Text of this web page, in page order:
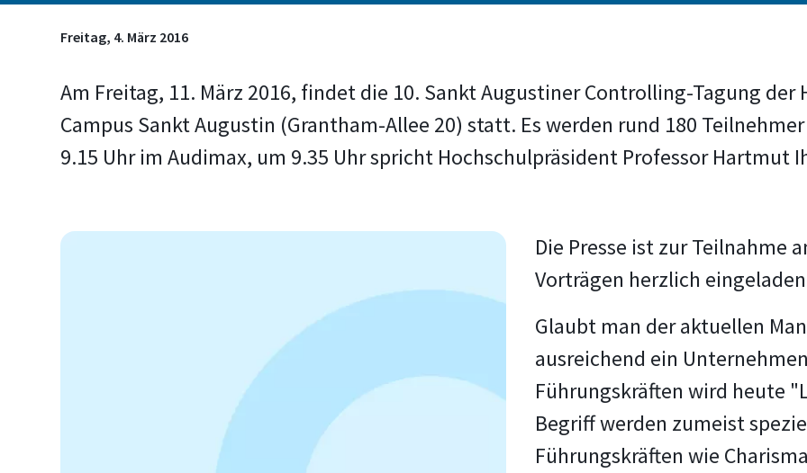
Freitag, 4. März 2016
Am Freitag, 11. März 2016, findet die 10. Sankt Augustiner Controlling-Tagung der
Campus Sankt Augustin (Grantham-Allee 20) statt. Es werden rund 180
9.15 Uhr im Audimax, um 9.35 Uhr spricht Hochschulpräsident Professor Hartmut
Die Presse ist zur Teilnahme
Vorträgen herzlich
Glaubt man der aktuellen
ausreichend ein
Führungskräften wird heute
Begriff werden zumeist
Führungskräften wie